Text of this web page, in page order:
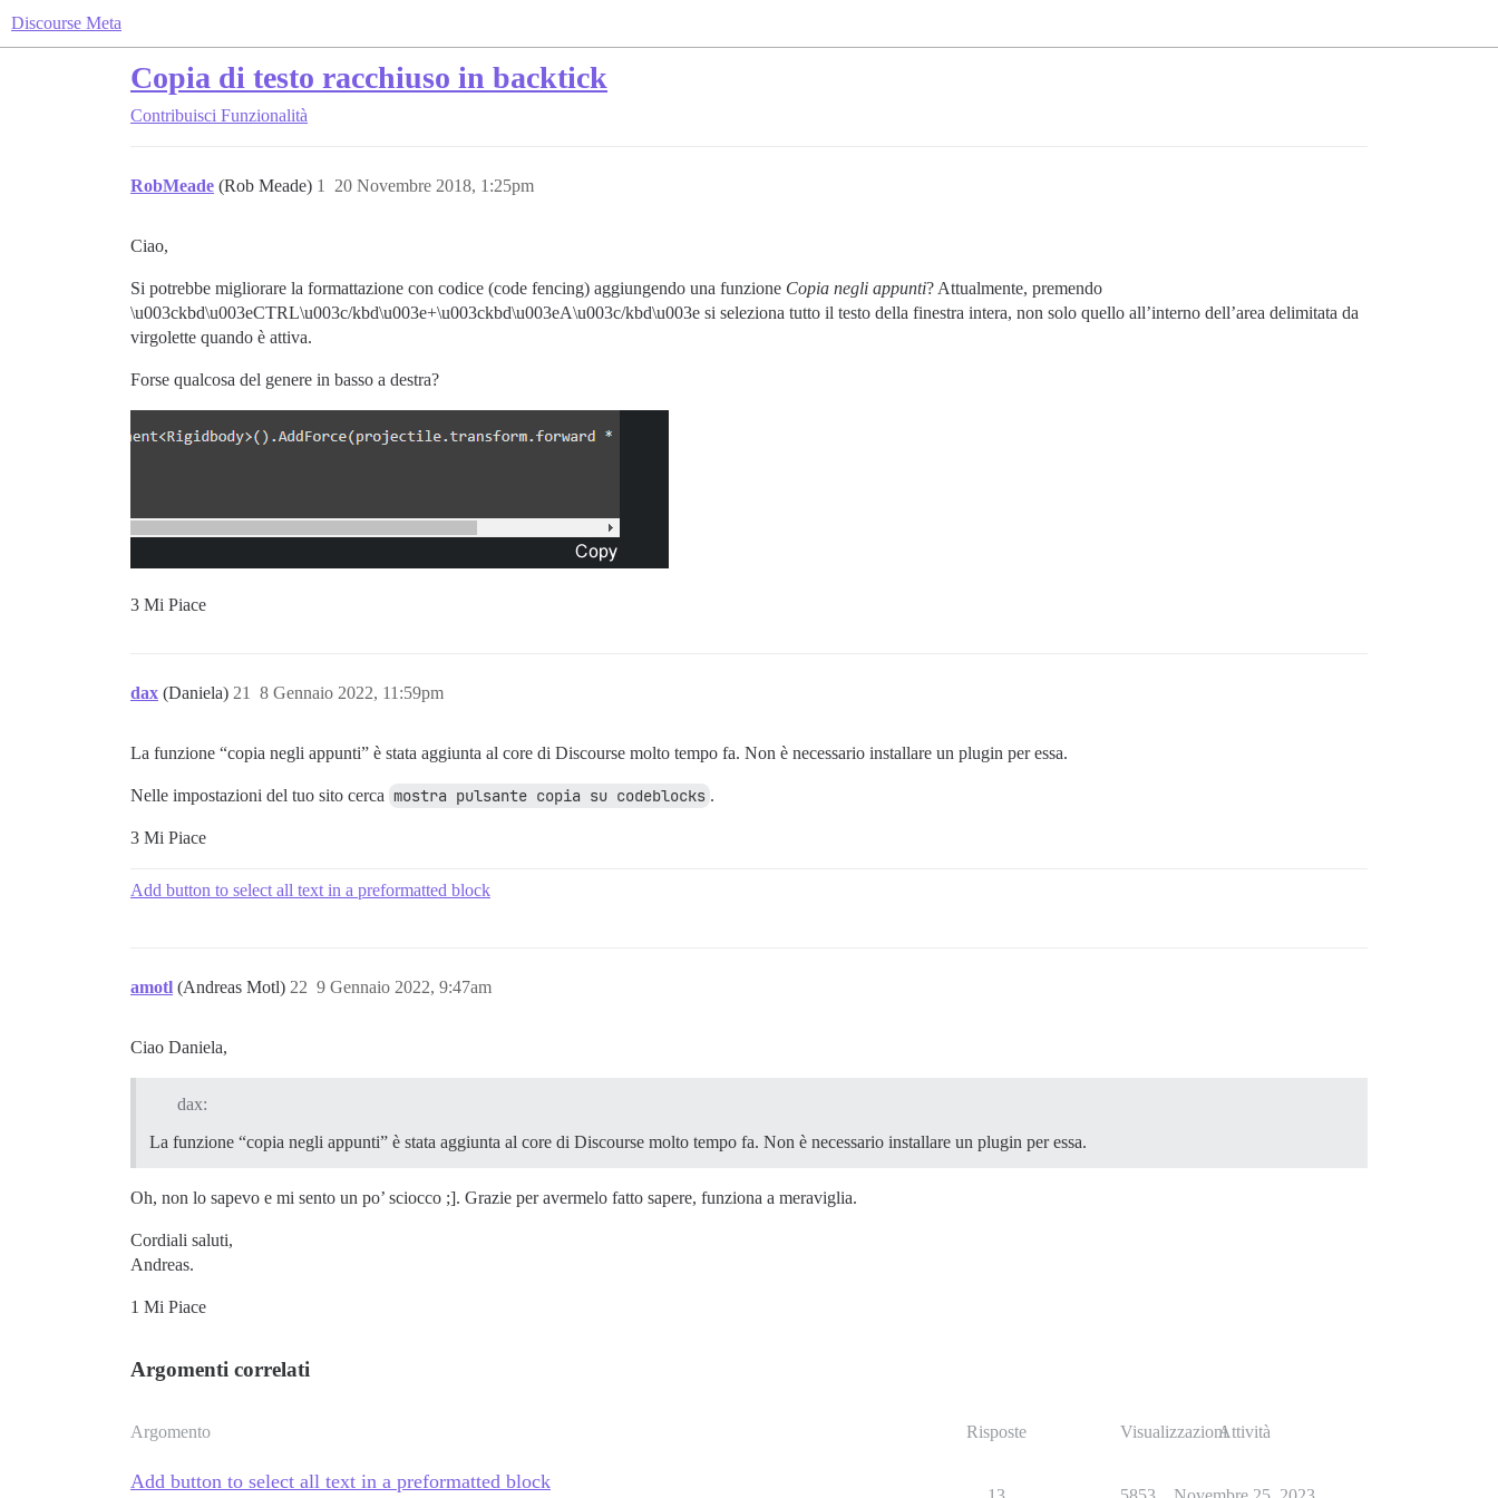
Discourse Meta
Copia di testo racchiuso in backtick
Contribuisci Funzionalità
RobMeade (Rob Meade) 20 Novembre 2018, 1:25pm
1
Ciao,
Si potrebbe migliorare la formattazione con codice (code fencing) aggiungendo una funzione Copia negli appunti? Attualmente, premendo
\u003ckbd\u003eCTRL\u003c/kbd\u003e+\u003ckbd\u003eA\u003c/kbd\u003e si seleziona tutto il testo della finestra intera, non solo quello all’interno dell’area delimitata da
virgolette quando è attiva.
Forse qualcosa del genere in basso a destra?
3 Mi Piace
dax (Daniela) 8 Gennaio 2022, 11:59pm
21
La funzione “copia negli appunti” è stata aggiunta al core di Discourse molto tempo fa. Non è necessario installare un plugin per essa.
Nelle impostazioni del tuo sito cerca mostra pulsante copia su codeblocks .
3 Mi Piace
Add button to select all text in a preformatted block
amotl (Andreas Motl) 9 Gennaio 2022, 9:47am
22
Ciao Daniela,
dax:
La funzione “copia negli appunti” è stata aggiunta al core di Discourse molto tempo fa. Non è necessario installare un plugin per essa.
Oh, non lo sapevo e mi sento un po’ sciocco ;]. Grazie per avermelo fatto sapere, funziona a meraviglia.
Cordiali saluti,
Andreas.
1 Mi Piace
Argomenti correlati
Argomento Risposte VisualizzazioniAttività
Add button to select all text in a preformatted block